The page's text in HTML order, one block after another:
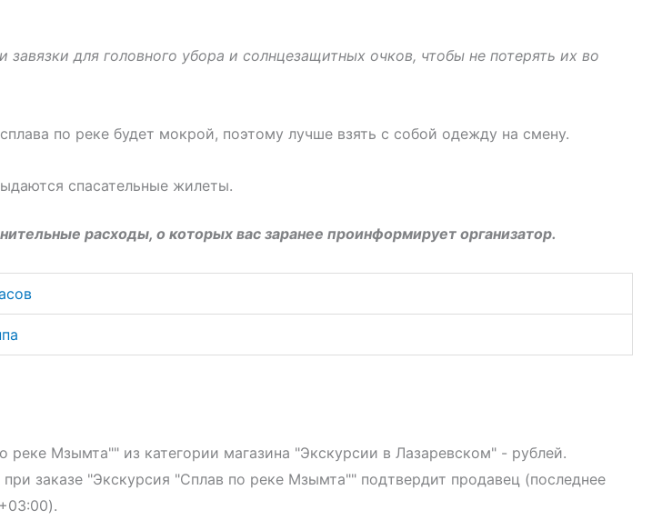
для головного убора и солнцезащитных очков, чтобы не потерять их во
по реке будет мокрой, поэтому лучше взять с собой одежду на смену.
спасательные жилеты.
расходы, о которых вас заранее проинформирует организатор.
реке Мзымта"" из категории магазина "Экскурсии в Лазаревском" - рублей.
при заказе "Экскурсия "Сплав по реке Мзымта"" подтвердит продавец (последнее